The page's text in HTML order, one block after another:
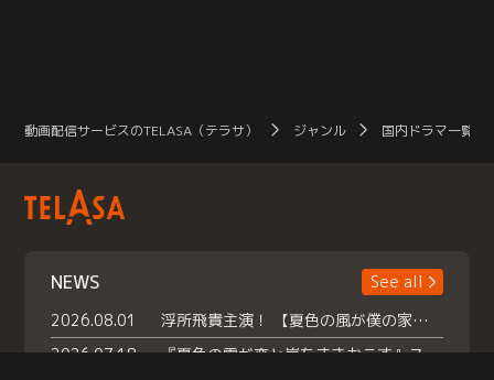
動画配信サービスのTELASA（テラサ） ジャンル 国内ドラマ一覧（
NEWS
See all
2026.08.01
浮所飛貴主演！ 【夏色の風が僕の家にやってきた】 本日よりテラサで独占配信スタート！
2026.07.18
『夏色の雲が恋と嵐をまきおこす』スペシャルメイキング 【Part1】2026年７月18日（土）23時30分～配信スタート！話題のシーンの裏側を大公開！豪華キャスト大集合！ 『武宮家 真夏の家族会議』開催！